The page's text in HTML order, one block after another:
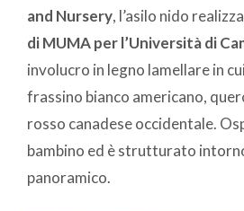
and Nursery, l’asilo nido
di MUMA per l’Università di
involucro in legno lamellare in
frassino bianco americano,
rosso canadese occidentale.
bambino ed è strutturato
panoramico.